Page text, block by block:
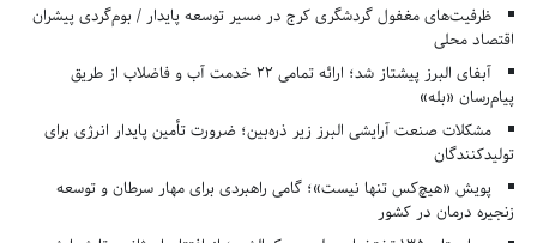
ظرفیت‌های مغفول گردشگری کرج در مسیر توسعه پایدار / بوم‌گردی پیشران
اقتصاد محلی
آبفای البرز پیشتاز شد؛ ارائه تمامی ۲۲ خدمت آب و فاضلاب از طریق
پیام‌رسان «بله»
مشکلات صنعت آرایشی البرز زیر ذره‌بین؛ ضرورت تأمین پایدار انرژی برای
تولیدکنندگان
پویش «هیچ‌کس تنها نیست»؛ گامی راهبردی برای مهار سرطان و توسعه
زنجیره درمان در کشور